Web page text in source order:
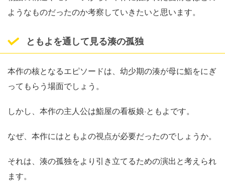
ようなものだったのか考察していきたいと思います。
ともよを通して見る湊の孤独
本作の核となるエピソードは、幼少期の湊が母に鮨をにぎ
ってもらう場面でしょう。
しかし、本作の主人公は鮨屋の看板娘·ともよです。
なぜ、本作にはともよの視点が必要だったのでしょうか。
それは、湊の孤独をより引き立てるための演出と考えられ
ます。